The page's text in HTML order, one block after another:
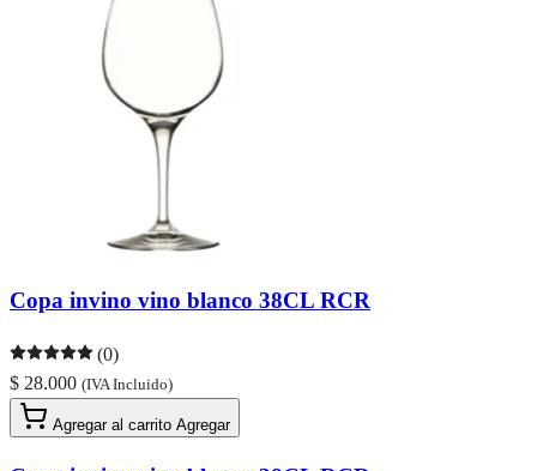
Copa invino vino blanco 38CL RCR
(0)
$ 28.000 (IVA Incluido)
Agregar al carrito Agregar